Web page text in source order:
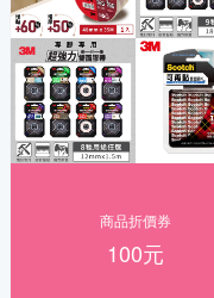
商品折價券
100元